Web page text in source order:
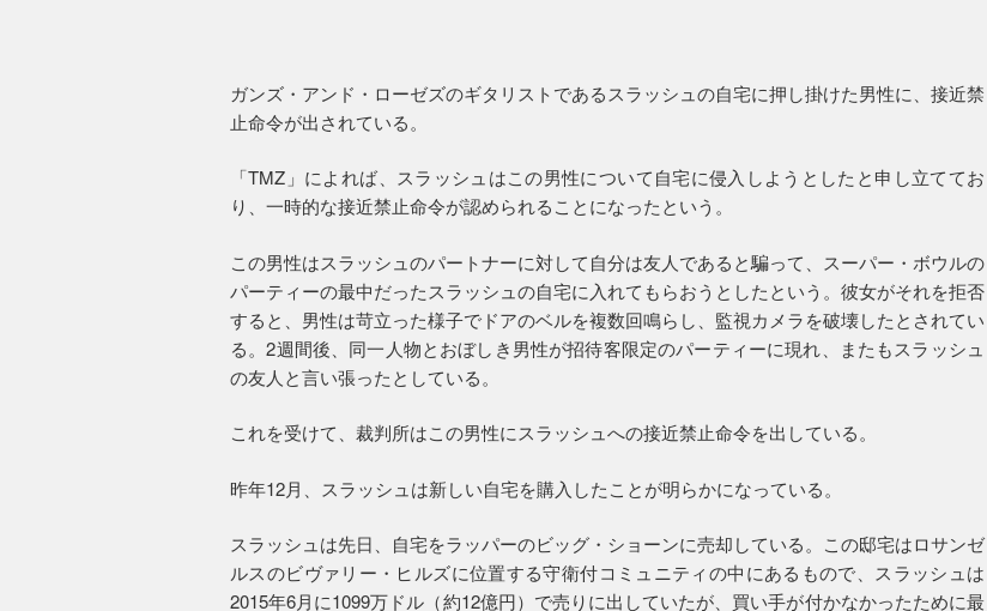
ガンズ・アンド・ローゼズのギタリストであるスラッシュの自宅に押し掛けた男性に、接近禁
止命令が出されている。
「TMZ」によれば、スラッシュはこの男性について自宅に侵入しようとしたと申し立ててお
り、一時的な接近禁止命令が認められることになったという。
この男性はスラッシュのパートナーに対して自分は友人であると騙って、スーパー・ボウルの
パーティーの最中だったスラッシュの自宅に入れてもらおうとしたという。彼女がそれを拒否
すると、男性は苛立った様子でドアのベルを複数回鳴らし、監視カメラを破壊したとされてい
る。2週間後、同一人物とおぼしき男性が招待客限定のパーティーに現れ、またもスラッシュ
の友人と言い張ったとしている。
これを受けて、裁判所はこの男性にスラッシュへの接近禁止命令を出している。
昨年12月、スラッシュは新しい自宅を購入したことが明らかになっている。
スラッシュは先日、自宅をラッパーのビッグ・ショーンに売却している。この邸宅はロサンゼ
ルスのビヴァリー・ヒルズに位置する守衛付コミュニティの中にあるもので、スラッシュは
2015年6月に1099万ドル（約12億円）で売りに出していたが、買い手が付かなかったために最